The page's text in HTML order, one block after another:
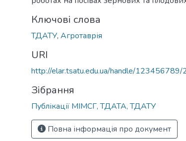
Ключові слова
ТДАТУ, Агротаврія
URI
http://elar.tsatu.edu.ua/handle/123456789/
Зібрання
Публікації МІМСГ, ТДАТА, ТДАТУ
Повна інформація про документ